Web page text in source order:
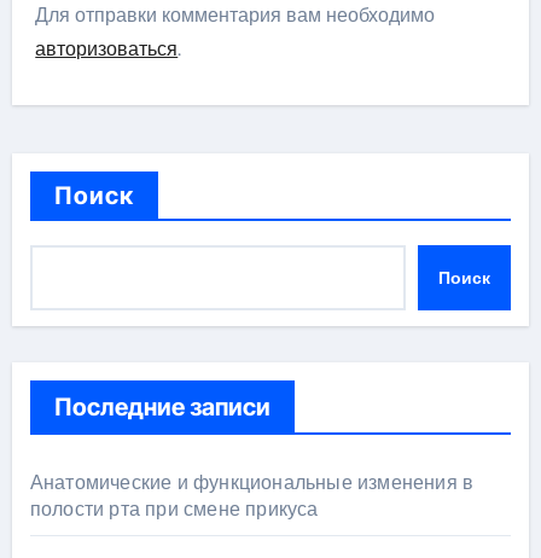
Для отправки комментария вам необходимо
авторизоваться.
Поиск
Поиск
Последние записи
Анатомические и функциональные изменения в
полости рта при смене прикуса